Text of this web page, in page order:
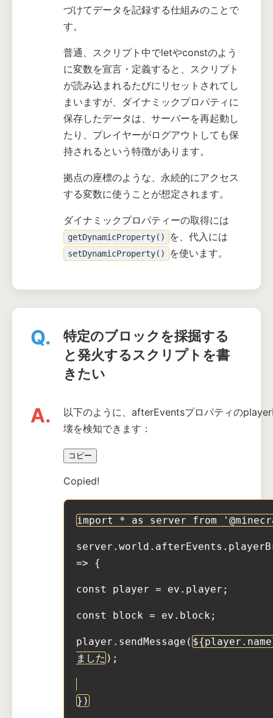
づけてデータを記録する仕組みのことで
す。
普通、スクリプト中でletやconstのよう
に変数を宣言・定義すると、スクリプト
が読み込まれるたびにリセットされてし
まいますが、ダイナミックプロパティに
保存したデータは、サーバーを再起動し
たり、プレイヤーがログアウトしても保
持されるという特徴があります。
拠点の座標のような、永続的にアクセス
する変数に使うことが想定されます。
ダイナミックプロパティーの取得には
getDynamicProperty() を、代入には
setDynamicProperty() を使います。
Q.
特定のブロックを採掘する
と発火するスクリプトを書
きたい
A.
以下のように、afterEventsプロパティの
壊を検知できます：
コピー
Copied!
import * as server from
=> {
const player = ev.player;
const block = ev.block;
player.sendMessage(
ました );
})